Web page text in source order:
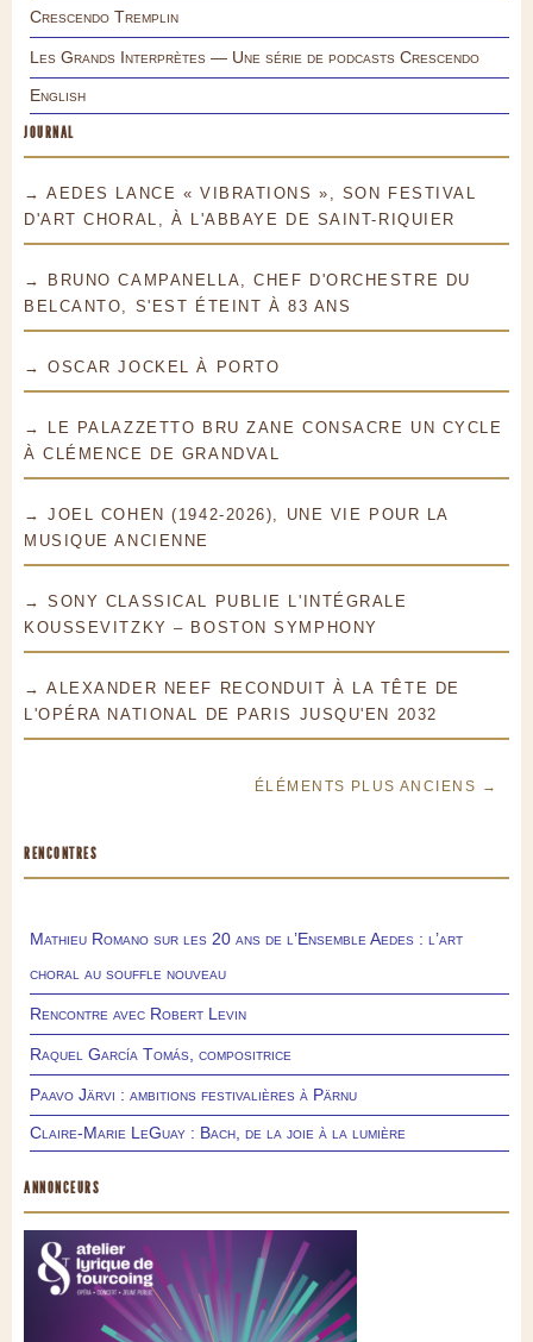
Crescendo Tremplin
Les Grands Interprètes — Une série de podcasts Crescendo
English
JOURNAL
→ AEDES LANCE « VIBRATIONS », SON FESTIVAL
D'ART CHORAL, À L'ABBAYE DE SAINT-RIQUIER
→ BRUNO CAMPANELLA, CHEF D'ORCHESTRE DU
BELCANTO, S'EST ÉTEINT À 83 ANS
→ OSCAR JOCKEL À PORTO
→ LE PALAZZETTO BRU ZANE CONSACRE UN CYCLE
À CLÉMENCE DE GRANDVAL
→ JOEL COHEN (1942-2026), UNE VIE POUR LA
MUSIQUE ANCIENNE
→ SONY CLASSICAL PUBLIE L'INTÉGRALE
KOUSSEVITZKY – BOSTON SYMPHONY
→ ALEXANDER NEEF RECONDUIT À LA TÊTE DE
L'OPÉRA NATIONAL DE PARIS JUSQU'EN 2032
ÉLÉMENTS PLUS ANCIENS →
RENCONTRES
Mathieu Romano sur les 20 ans de l’Ensemble Aedes : l’art
choral au souffle nouveau
Rencontre avec Robert Levin
Raquel García Tomás, compositrice
Paavo Järvi : ambitions festivalières à Pärnu
Claire-Marie LeGuay : Bach, de la joie à la lumière
ANNONCEURS